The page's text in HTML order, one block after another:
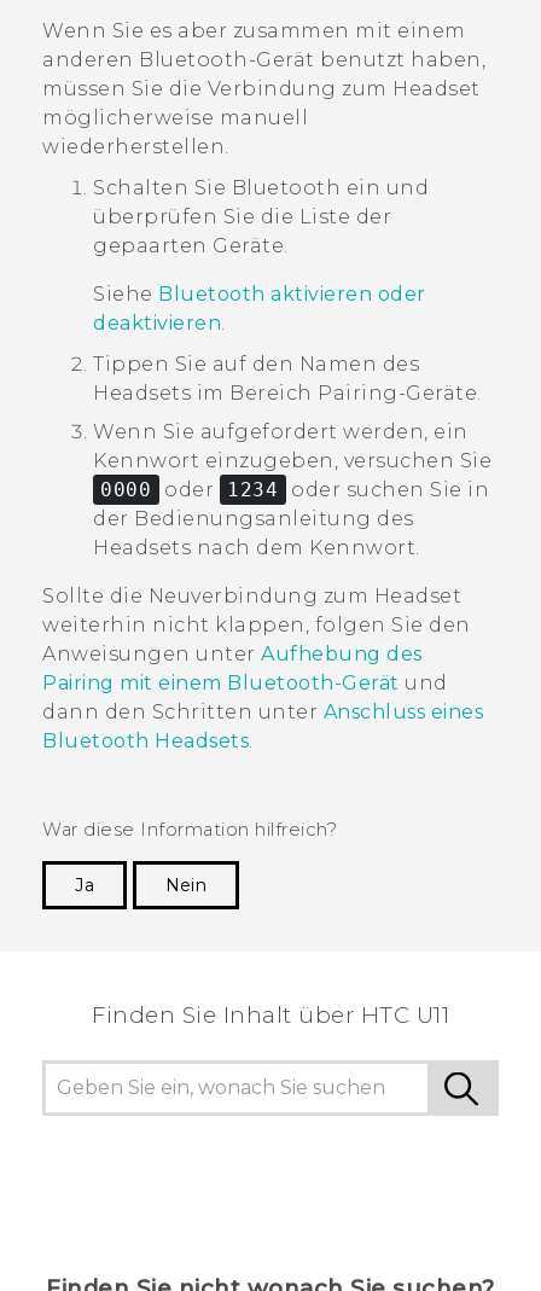
Wenn Sie es aber zusammen mit einem
anderen Bluetooth -Gerät benutzt haben,
müssen Sie die Verbindung zum Headset
möglicherweise manuell
wiederherstellen.
Schalten Sie Bluetooth ein und
überprüfen Sie die Liste der
gepaarten Geräte.
Siehe Bluetooth aktivieren oder
deaktivieren.
Tippen Sie auf den Namen des
Headsets im Bereich Pairing-Geräte.
Wenn Sie aufgefordert werden, ein
Kennwort einzugeben, versuchen Sie
0000
oder 1234
oder suchen Sie in
der Bedienungsanleitung des
Headsets nach dem Kennwort.
Sollte die Neuverbindung zum Headset
weiterhin nicht klappen, folgen Sie den
Anweisungen unter Aufhebung des
Pairing mit einem Bluetooth-Gerät und
dann den Schritten unter Anschluss eines
Bluetooth Headsets.
War diese Information hilfreich?
Ja
Nein
Finden Sie Inhalt über‎ HTC U11